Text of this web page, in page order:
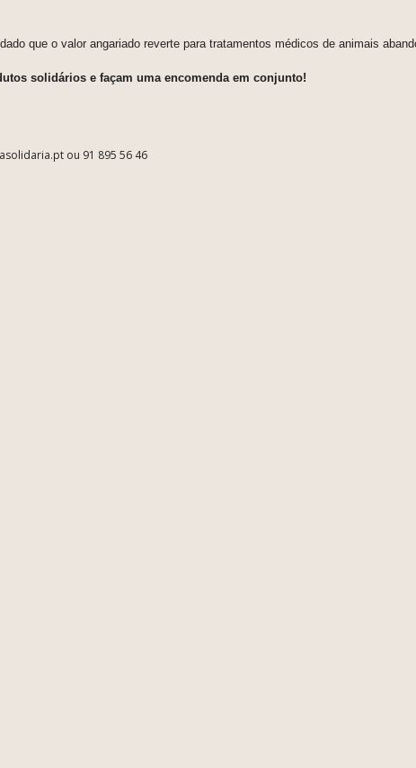
que o valor angariado reverte para tratamentos médicos de animais
solidários e façam uma encomenda em conjunto!
ou 91 895 56 46